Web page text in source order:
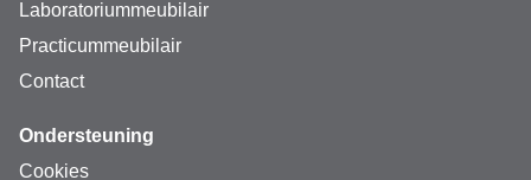
Laboratoriummeubilair
Practicummeubilair
Contact
Ondersteuning
Cookies